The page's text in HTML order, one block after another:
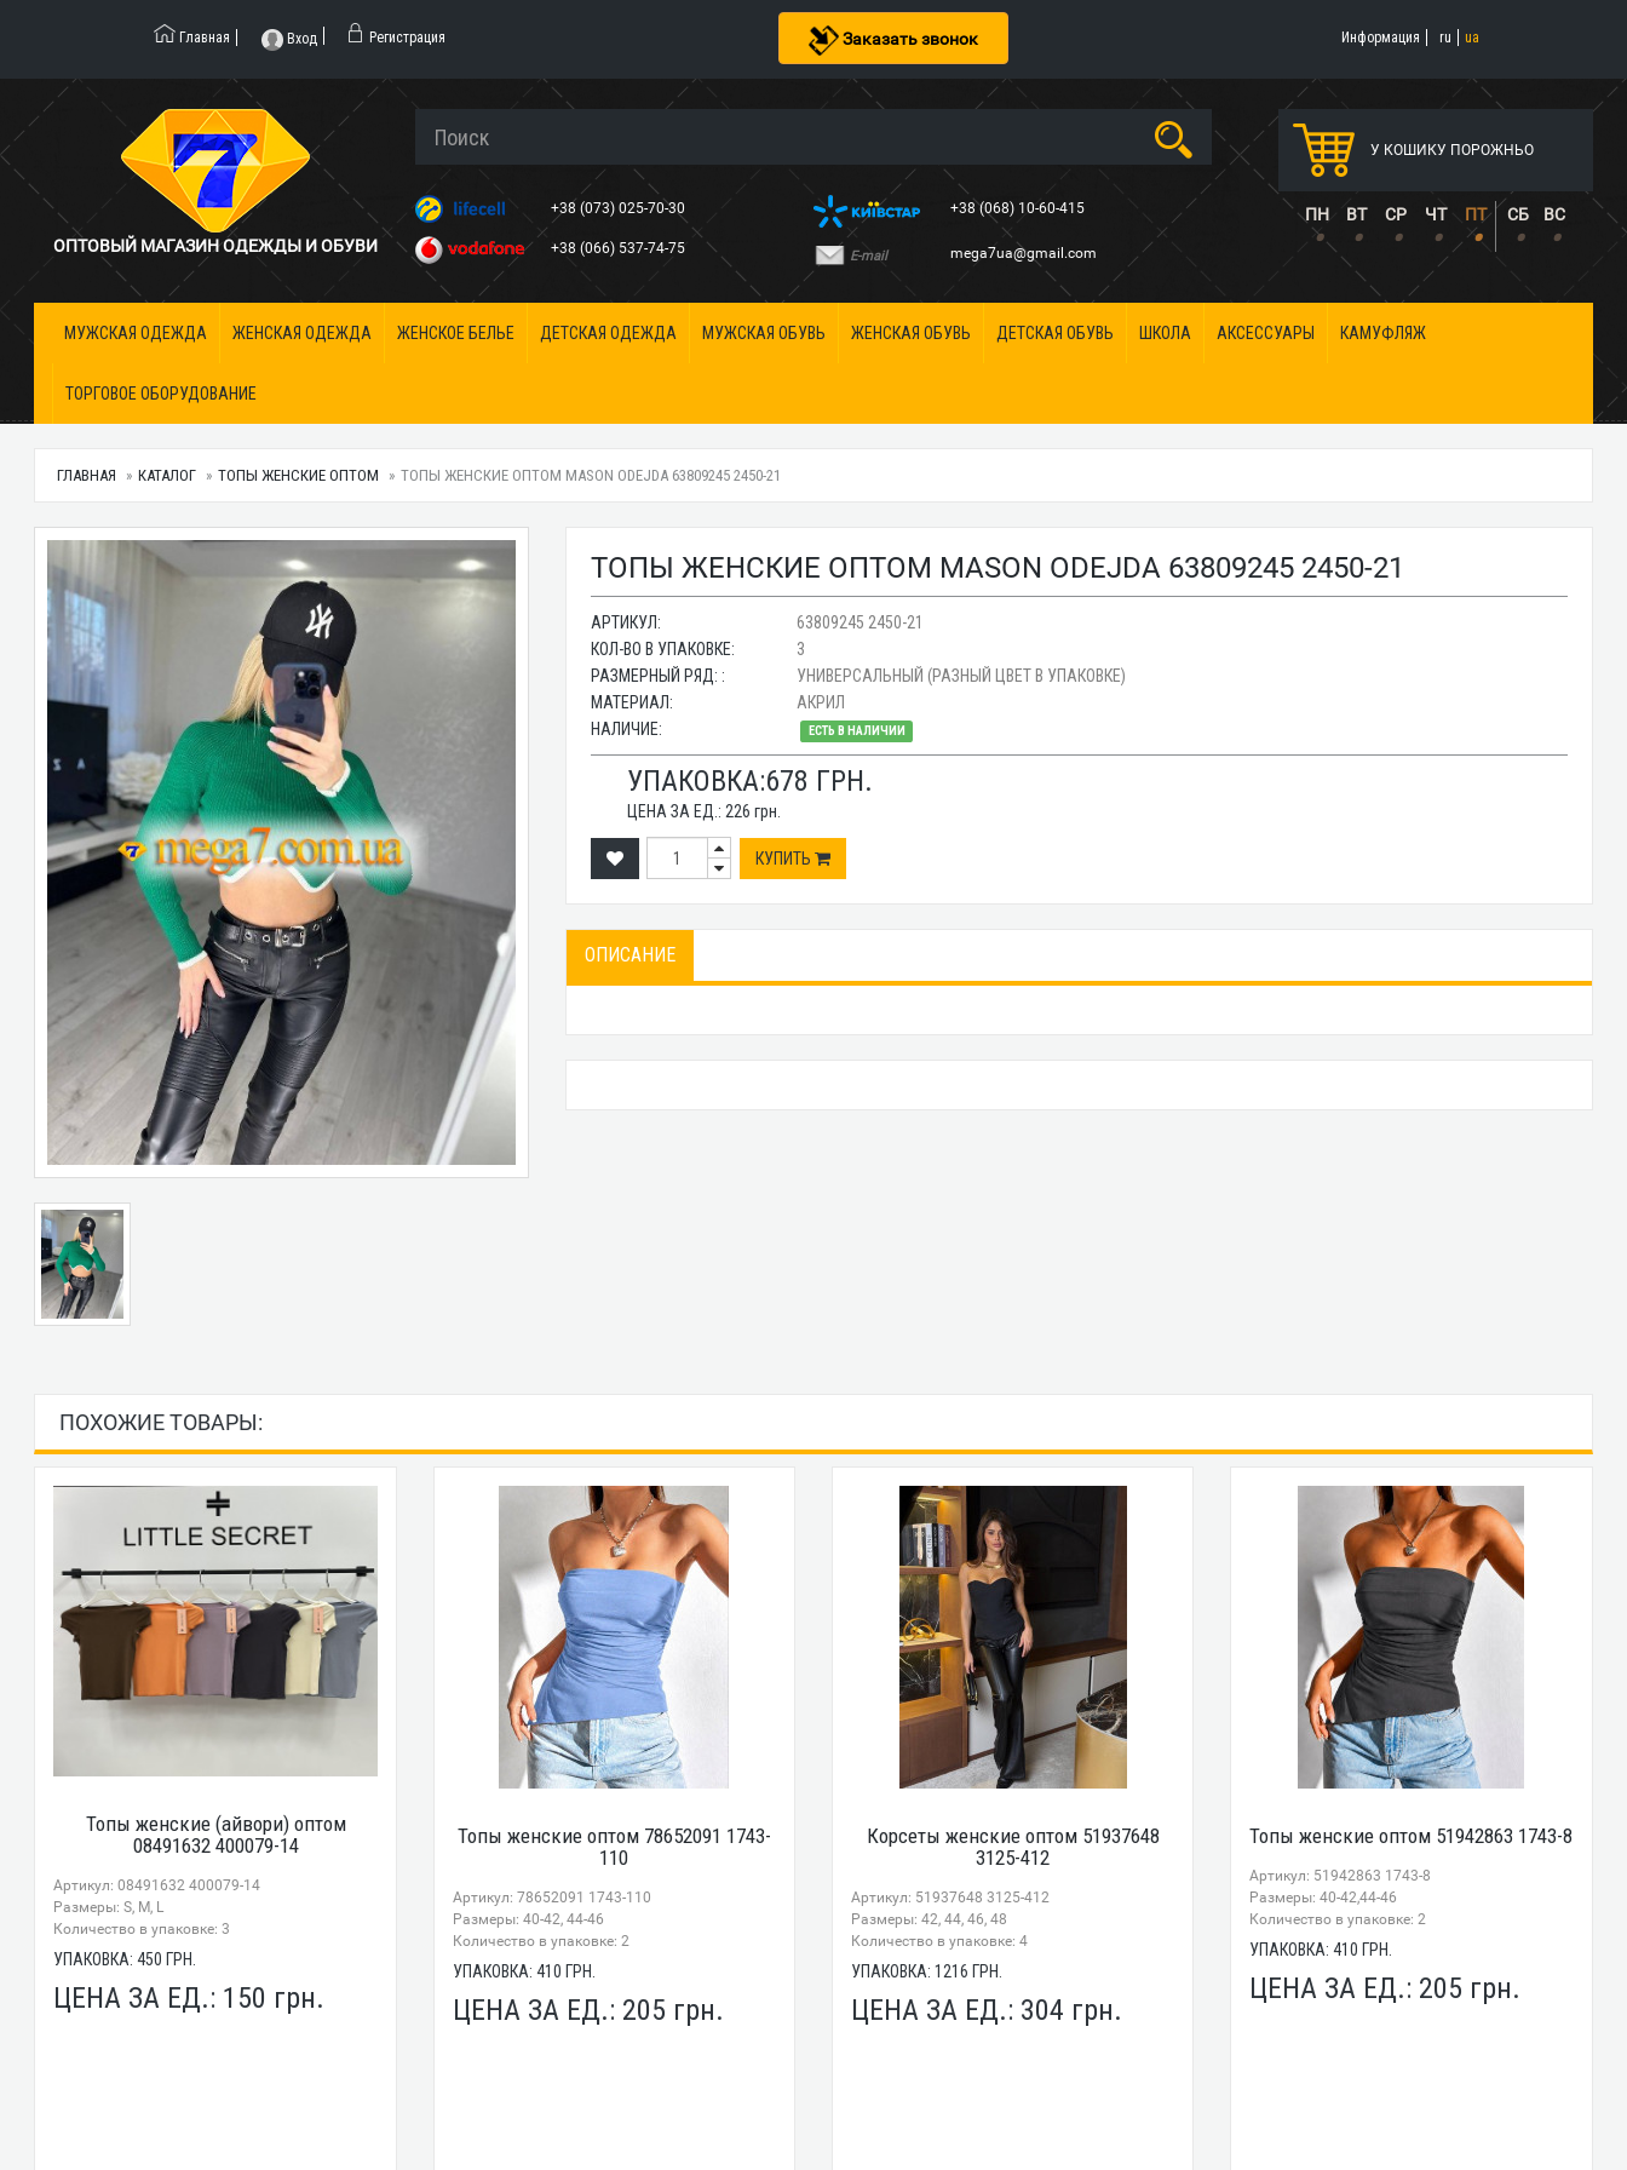
Заказать звонок
Главная Вход Регистрация Информация ru ua
ОПТОВЫЙ МАГАЗИН ОДЕЖДЫ И ОБУВИ
+38 (073) 025-70-30
+38 (066) 537-74-75
+38 (068) 10-60-415
E-mail mega7ua@gmail.com
У КОШИКУ ПОРОЖНЬО
ПН ВТ СР ЧТ ПТ СБ ВС
• • • • • • •
МУЖСКАЯ ОДЕЖДА ЖЕНСКАЯ ОДЕЖДА ЖЕНСКОЕ БЕЛЬЕ ДЕТСКАЯ ОДЕЖДА МУЖСКАЯ ОБУВЬ ЖЕНСКАЯ ОБУВЬ ДЕТСКАЯ ОБУВЬ ШКОЛА АКСЕССУАРЫ КАМУФЛЯЖ
ТОРГОВОЕ ОБОРУДОВАНИЕ
ГЛАВНАЯ КАТАЛОГ ТОПЫ ЖЕНСКИЕ ОПТОМ ТОПЫ ЖЕНСКИЕ ОПТОМ MASON ODEJDA 63809245 2450-21
ТОПЫ ЖЕНСКИЕ ОПТОМ MASON ODEJDA 63809245 2450-21
АРТИКУЛ:
63809245 2450-21
КОЛ-ВО В УПАКОВКЕ:
3
РАЗМЕРНЫЙ РЯД: :
УНИВЕРСАЛЬНЫЙ (РАЗНЫЙ ЦВЕТ В УПАКОВКЕ)
МАТЕРИАЛ:
АКРИЛ
НАЛИЧИЕ:
ЕСТЬ В НАЛИЧИИ
УПАКОВКА:678 ГРН.
ЦЕНА ЗА ЕД.: 226 грн.
КУПИТЬ
ОПИСАНИЕ
ПОХОЖИЕ ТОВАРЫ:
Топы женские (айвори) оптом
08491632 400079-14
Артикул: 08491632 400079-14
Размеры: S, M, L
Количество в упаковке: 3
УПАКОВКА:450 ГРН.
ЦЕНА ЗА ЕД.: 150 грн.
Топы женские оптом 78652091 1743-
110
Артикул: 78652091 1743-110
Размеры: 40-42, 44-46
Количество в упаковке: 2
УПАКОВКА: 410 ГРН.
ЦЕНА ЗА ЕД.: 205 грн.
Корсеты женские оптом 51937648
3125-412
Артикул: 51937648 3125-412
Размеры: 42, 44, 46, 48
Количество в упаковке: 4
УПАКОВКА: 1216 ГРН.
ЦЕНА ЗА ЕД.: 304 грн.
Топы женские оптом 51942863 1743-8
Артикул: 51942863 1743-8
Размеры: 40-42,44-46
Количество в упаковке: 2
УПАКОВКА:410 ГРН.
ЦЕНА ЗА ЕД.: 205 грн.